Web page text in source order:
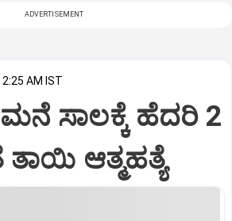
ADVERTISEMENT
AM IST
ಸಾಲಕ್ಕೆ ಹೆದರಿ 2
ಆತ್ಮಹತ್ಯೆ